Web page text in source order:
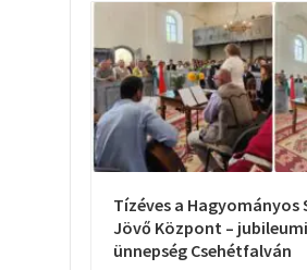
Tízéves a Hagyományos
Jövő Központ – jubileumi
ünnepség Csehétfalván